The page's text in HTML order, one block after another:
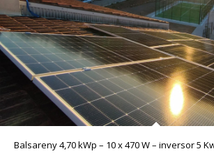
Balsareny 4,70 kWp – 10 x 470 W – inversor 5